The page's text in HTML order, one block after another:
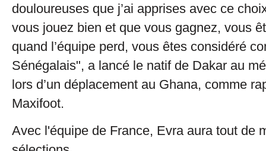
douloureuses que j’ai apprises avec ce
vous jouez bien et que vous gagnez, vous
quand l’équipe perd, vous êtes considéré
Sénégalais", a lancé le natif de Dakar au
lors d’un déplacement au Ghana, comme
Maxifoot.
Avec l'équipe de France, Evra aura tout de